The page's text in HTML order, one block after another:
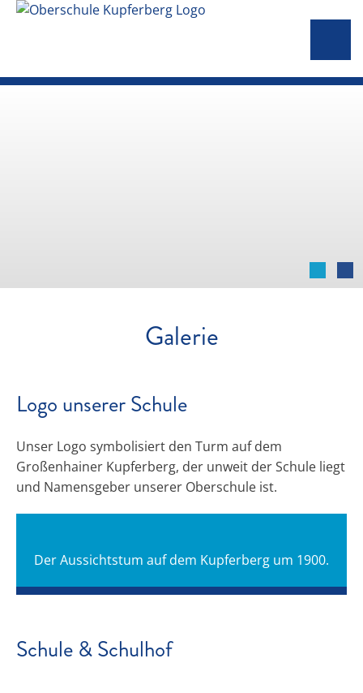
Galerie
Logo unserer Schule
Unser Logo symbolisiert den Turm auf dem
Großenhainer Kupferberg, der unweit der Schule liegt
und Namensgeber unserer Oberschule ist.
Der Aussichtstum auf dem Kupferberg um 1900.
Schule & Schulhof